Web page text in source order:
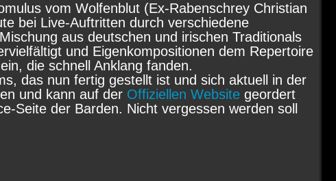
vom Wolfenblut (Ex-Rabenschrey Christian
bei Live-Auftritten durch verschiedene
aus deutschen und irischen Traditionals
und Eigenkompositionen dem Repertoire
die schnell Anklang fanden.
das nun fertig gestellt ist und sich aktuell in der
und kann auf der Offiziellen Websitegeordert
Seite der Barden. Nicht vergessen werden soll